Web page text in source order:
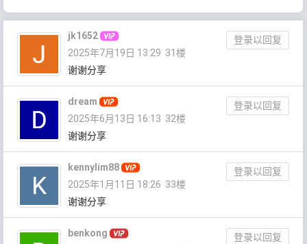
jk1652
登录以回复
2025年7月19日 13:29 31楼
谢谢分享
dream
登录以回复
2025年6月13日 16:13 32楼
谢谢分享
kennylim88
登录以回复
2025年1月11日 18:26 33楼
谢谢分享
benkong
登录以回复